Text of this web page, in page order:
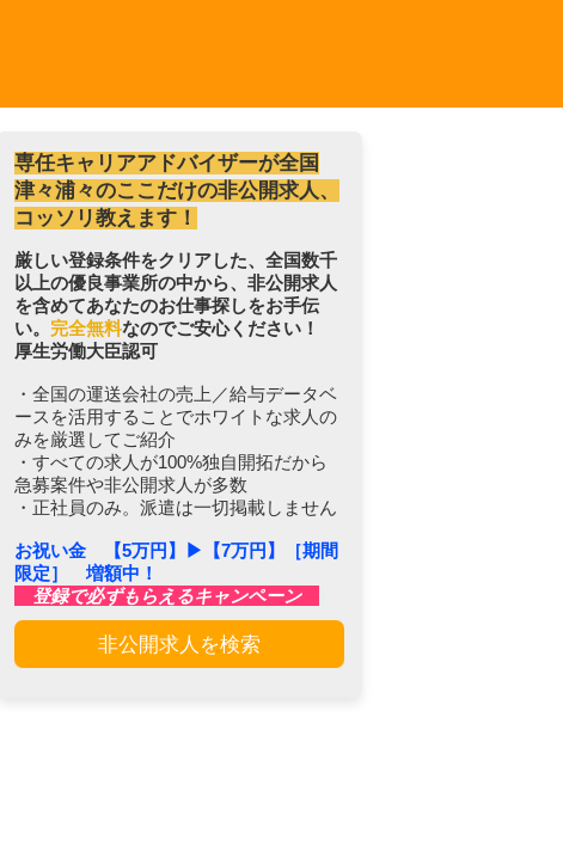
専任キャリアアドバイザーが全国
津々浦々のここだけの非公開求人、
コッソリ教えます！
厳しい登録条件をクリアした、全国数千
以上の優良事業所の中から、非公開求人
を含めてあなたのお仕事探しをお手伝
い。 完全無料なのでご安心ください！
厚生労働大臣認可
・全国の運送会社の売上／給与データベ
ースを活用することでホワイトな求人の
みを厳選してご紹介
・すべての求人が100%独自開拓だから
急募案件や非公開求人が多数
・正社員のみ。派遣は一切掲載しません
お祝い金 【5万円】▶︎【7万円】［期間
限定］ 増額中！
登録で必ずもらえるキャンペーン
非公開求人を検索